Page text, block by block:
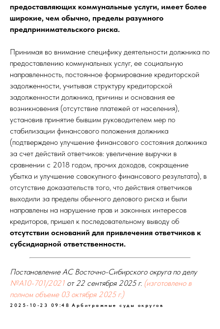
предоставляющих коммунальные услуги, имеет более
широкие, чем обычно, пределы разумного
предпринимательского риска.
Принимая во внимание специфику деятельности должника по
предоставлению коммунальных услуг, ее социальную
направленность, постоянное формирование кредиторской
задолженности, учитывая структуру кредиторской
задолженности должника, причины и основания ее
возникновения (отсутствие платежей от населения),
установив принятие бывшим руководителем мер по
стабилизации финансового положения должника
(подтверждено улучшение финансового состояния должника
за счет действий ответчиков: увеличение выручки в
сравнении с 2018 годом, прочих доходов, сокращение
убытка и улучшение совокупного финансового результата), в
отсутствие доказательств того, что действия ответчиков
выходили за пределы обычного делового риска и были
направлены на нарушение прав и законных интересов
кредиторов, пришел к последовательному выводу об
отсутствии оснований для привлечения ответчиков к
субсидиарной ответственности.
Постановление АС Восточно-Сибирского округа по делу
№А10-701/2021 от 22 сентября 2025 г. (изготовлено в
полном объеме 03 октября 2025 г.)
2025-10-23 09:48 Арбитражные суды округов